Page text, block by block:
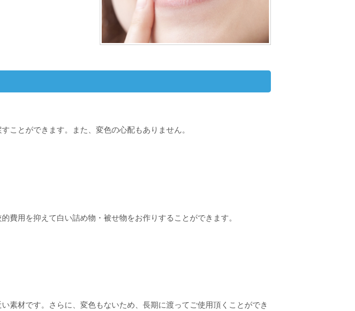
ことができます。また、変色の心配もありません。
費用を抑えて白い詰め物・被せ物をお作りすることができます。
素材です。さらに、変色もないため、長期に渡ってご使用頂くことができ